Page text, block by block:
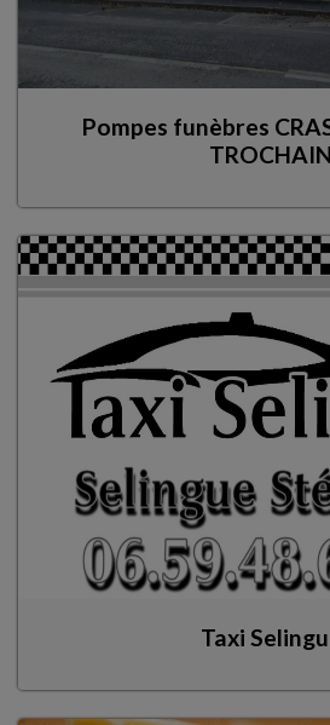
Pompes funèbres
TROCHAIN
Taxi